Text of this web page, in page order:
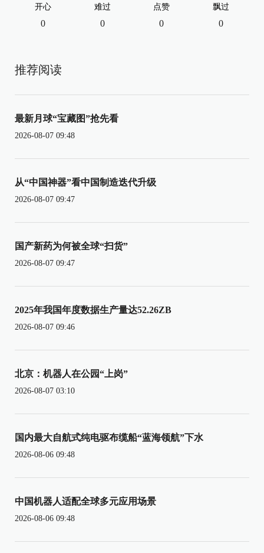
开心
0
难过
0
点赞
0
飘过
0
推荐阅读
最新月球“宝藏图”抢先看
2026-08-07 09:48
从“中国神器”看中国制造迭代升级
2026-08-07 09:47
国产新药为何被全球“扫货”
2026-08-07 09:47
2025年我国年度数据生产量达52.26ZB
2026-08-07 09:46
北京：机器人在公园“上岗”
2026-08-07 03:10
国内最大自航式纯电驱布缆船“蓝海领航”下水
2026-08-06 09:48
中国机器人适配全球多元应用场景
2026-08-06 09:48